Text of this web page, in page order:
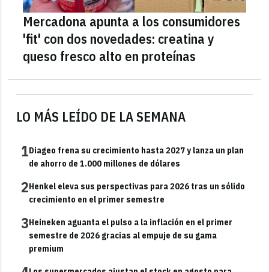
LO MÁS LEÍDO DE LA SEMANA
1Diageo frena su crecimiento hasta 2027 y lanza un plan
de ahorro de 1.000 millones de dólares
2Henkel eleva sus perspectivas para 2026 tras un sólido
crecimiento en el primer semestre
3Heineken aguanta el pulso a la inflación en el primer
semestre de 2026 gracias al empuje de su gama
premium
Mercadona apunta a los consumidores
'fit' con dos novedades: creatina y
queso fresco alto en proteínas